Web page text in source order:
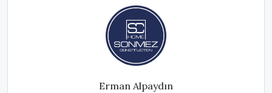
Erman Alpaydın